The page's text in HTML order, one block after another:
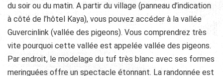
du soir ou du matin. A partir du village (panneau d’indication
à côté de l’hôtel Kaya), vous pouvez accéder à la vallée
Guvercinlink (vallée des pigeons). Vous comprendrez très
vite pourquoi cette vallée est appelée vallée des pigeons.
Par endroit, le modelage du tuf très blanc avec ses formes
meringuées offre un spectacle étonnant. La randonnée est